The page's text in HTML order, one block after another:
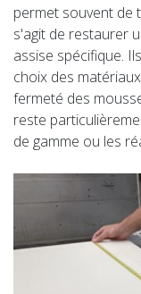
permet souvent de
s'agit de restaurer
assise spécifique.
choix des
fermeté des
reste
de gamme ou les